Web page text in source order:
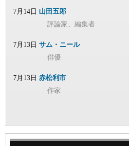
7月14日 山田五郎
評論家、編集者
7月13日 サム・ニール
俳優
7月13日 赤松利市
作家